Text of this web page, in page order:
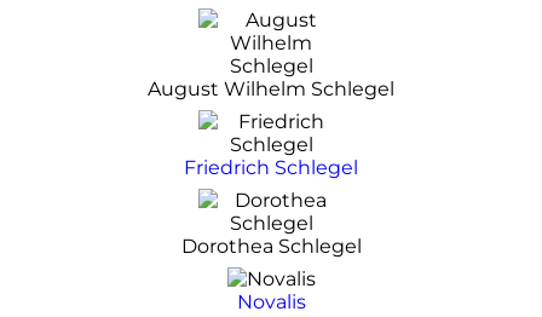
August Wilhelm Schlegel
Friedrich Schlegel
Dorothea Schlegel
Novalis